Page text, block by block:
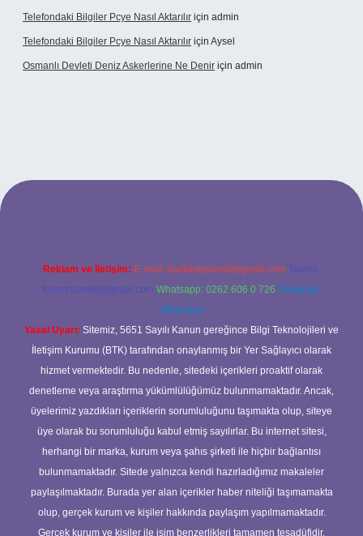
Telefondaki Bilgiler Pcye Nasıl Aktarılır için admin
Telefondaki Bilgiler Pcye Nasıl Aktarılır için Aysel
Osmanlı Devleti Deniz Askerlerine Ne Denir için admin
giriş
Reklam ve İletişim: E-mail: backlinkpaneli@gmail.com Teams:
forumhizmeti@gmail.com Whatsapp: 0262 606 0 726 Telegram:
@karabul
Yasal Uyarı: Sitemiz, 5651 Sayılı Kanun gereğince Bilgi Teknolojileri ve
İletişim Kurumu (BTK) tarafından onaylanmış bir Yer Sağlayıcı olarak
hizmet vermektedir. Bu nedenle, sitedeki içerikleri proaktif olarak
denetleme veya araştırma yükümlülüğümüz bulunmamaktadır. Ancak,
üyelerimiz yazdıkları içeriklerin sorumluluğunu taşımakta olup, siteye
üye olarak bu sorumluluğu kabul etmiş sayılırlar. Bu internet sitesi,
herhangi bir marka, kurum veya şahıs şirketi ile hiçbir bağlantısı
bulunmamaktadır. Sitede yalnızca kendi hazırladığımız makaleler
paylaşılmaktadır. Burada yer alan içerikler haber niteliği taşımamakta
olup, gerçek kurum ve kişiler hakkında paylaşım yapılmamaktadır.
Gerçek kurum ve kişiler ile isim benzerlikleri tamamen tesadüfidir.